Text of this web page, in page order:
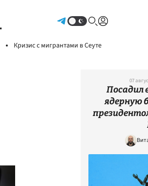
Кризис с мигрантами в Сеуте
07
Посадил
ядерную